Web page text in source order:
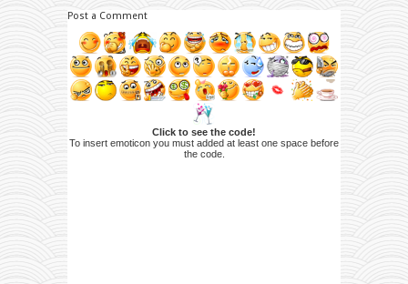
Post a Comment
Click to see the code!
To insert emoticon you must added at least one space before
the code.